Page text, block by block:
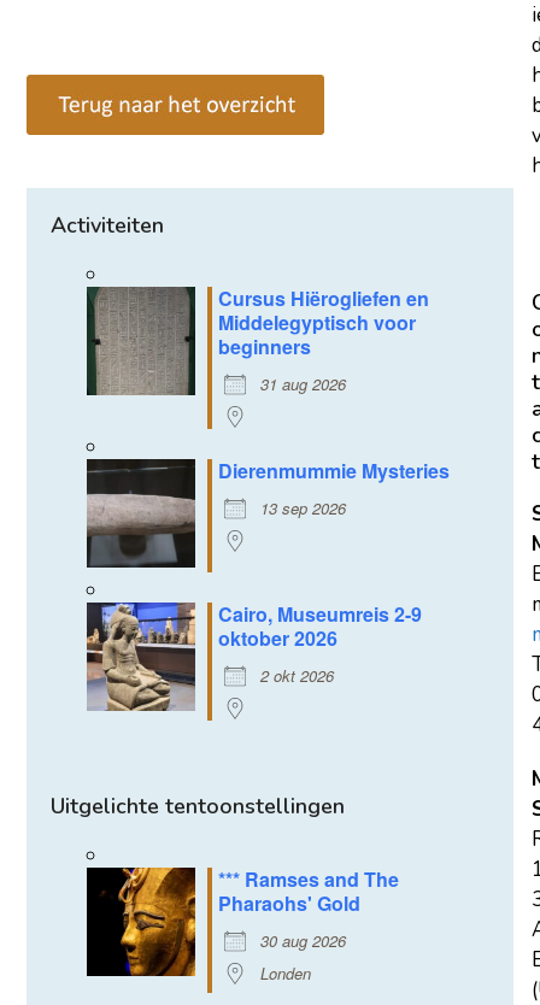
Activiteiten
Cursus Hiërogliefen en
Middelegyptisch voor
beginners
31 aug 2026
Dierenmummie Mysteries
13 sep 2026
Cairo, Museumreis 2-9
oktober 2026
2 okt 2026
Uitgelichte tentoonstellingen
*** Ramses and The
Pharaohs' Gold
30 aug 2026
Londen
t
t